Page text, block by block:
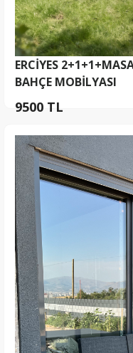
ERCİYES
BAHÇE MOBİLYASI
9500 TL